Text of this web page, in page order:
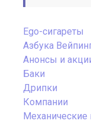
Ego-сигареты
Азбука
Анонсы и
Баки
Дрипки
Компании